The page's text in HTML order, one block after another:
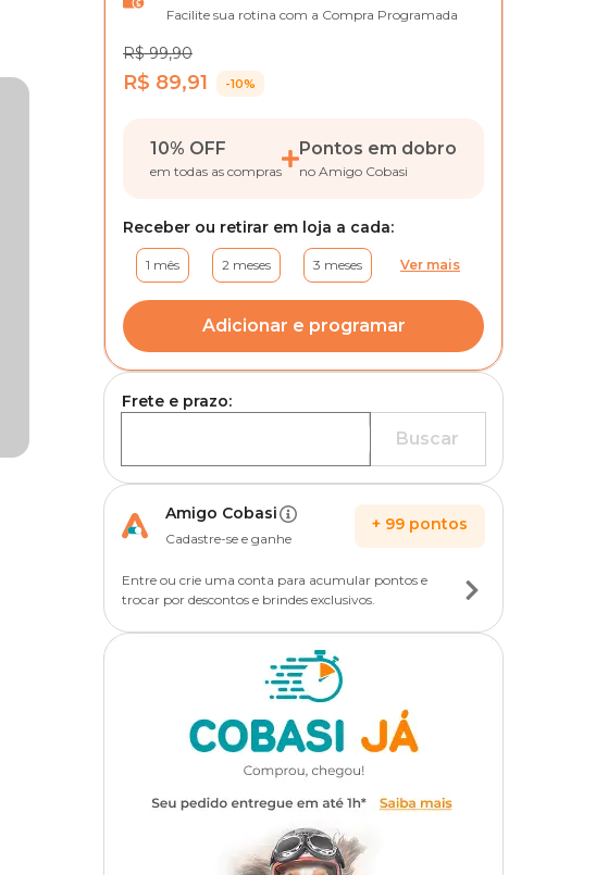
Facilite sua rotina com a Compra Programada
R$ 99,90
R$ 89,91 -10%
10% OFF
em todas as compras
Pontos em dobro
no Amigo Cobasi
Receber ou retirar em loja a cada:
1 mês 2 meses 3 meses Ver mais
Adicionar e programar
Frete e prazo:
Buscar
Amigo Cobasi
Cadastre-se e ganhe
+ 99 pontos
Entre ou crie uma conta para acumular pontos e
trocar por descontos e brindes exclusivos.